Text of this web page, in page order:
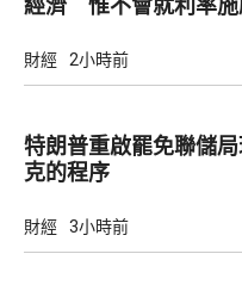
財經 2小時前
特朗普重啟罷免聯儲
克的程序
財經 3小時前